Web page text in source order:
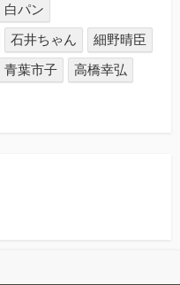
白パン
石井ちゃん
細野晴臣
青葉市子
高橋幸弘